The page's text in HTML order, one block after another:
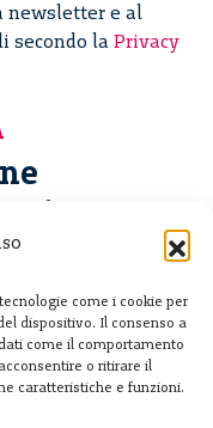
come i cookie per
dispositivo. Il consenso a
come il comportamento
o ritirare il
caratteristiche e funzioni.
newsletter e al
secondo la Privacy
ETS